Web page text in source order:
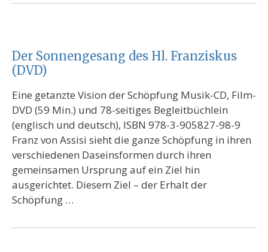
Der Sonnengesang des Hl. Franziskus
(DVD)
Eine getanzte Vision der Schöpfung Musik-CD, Film-
DVD (59 Min.) und 78-seitiges Begleitbüchlein
(englisch und deutsch), ISBN 978-3-905827-98-9
Franz von Assisi sieht die ganze Schöpfung in ihren
verschiedenen Daseinsformen durch ihren
gemeinsamen Ursprung auf ein Ziel hin
ausgerichtet. Diesem Ziel – der Erhalt der
Schöpfung …